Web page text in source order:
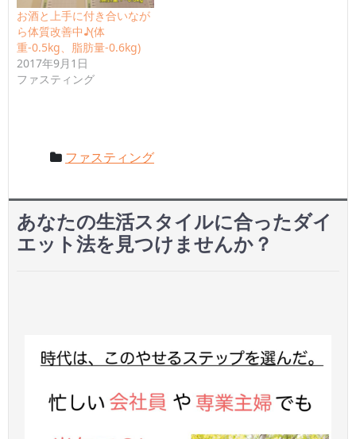
お酒と上手に付き合いなが
ら体質改善中♪(体
重-0.5kg、脂肪量-0.6kg)
2017年9月1日
ファスティング
ファスティング
あなたの生活スタイルに合ったダイ
エット法を見つけませんか？